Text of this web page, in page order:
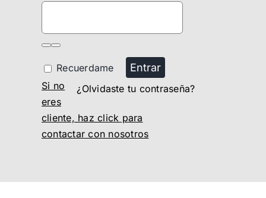
Recuerdame Entrar
¿Olvidaste tu contraseña?
Si no
eres
cliente, haz click para
contactar con nosotros